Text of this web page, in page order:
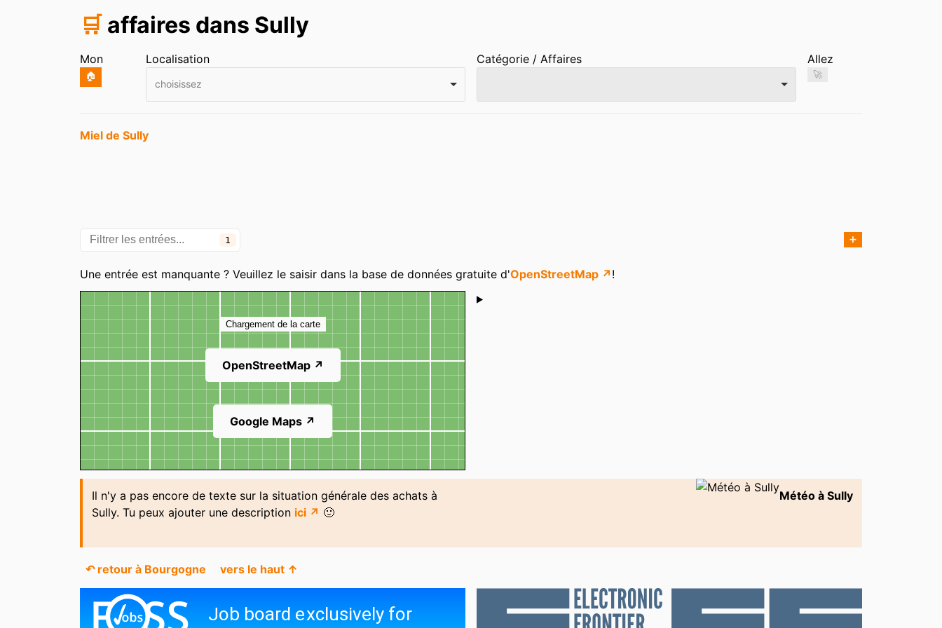
🛒 affaires dans Sully
Mon
🏠
Localisation
choisissez
Catégorie / Affaires Allez
🚀
Entrées
Miel de Sully
1 ➕
Catégories
Une entrée est manquante ? Veuillez le saisir dans la base de données gratuite d'OpenStreetMap ↗ !
Carte
Chargement de la carte
OpenStreetMap ↗
Google Maps ↗
Shoutbox
Il n'y a pas encore de texte sur la situation générale des achats à
Sully. Tu peux ajouter une description ici ↗ 🙂
Météo à Sully
↶ retour à Bourgogne vers le haut ↑